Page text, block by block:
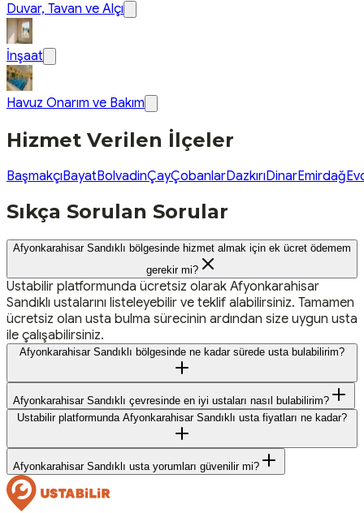
Duvar, Tavan ve Alçı
İnşaat
Havuz Onarım ve Bakım
Hizmet Verilen İlçeler
BaşmakçıBayatBolvadinÇayÇobanlarDazkırıDinarEmirdağ
Sıkça Sorulan Sorular
Afyonkarahisar Sandıklı bölgesinde hizmet almak için ek ücret ödemem
gerekir mi?
Ustabilir platformunda ücretsiz olarak Afyonkarahisar
Sandıklı ustalarını listeleyebilir ve teklif alabilirsiniz. Tamamen
ücretsiz olan usta bulma sürecinin ardından size uygun usta
ile çalışabilirsiniz.
Afyonkarahisar Sandıklı bölgesinde ne kadar sürede usta bulabilirim?
Afyonkarahisar Sandıklı çevresinde en iyi ustaları nasıl bulabilirim?
Ustabilir platformunda Afyonkarahisar Sandıklı usta fiyatları ne kadar?
Afyonkarahisar Sandıklı usta yorumları güvenilir mi?